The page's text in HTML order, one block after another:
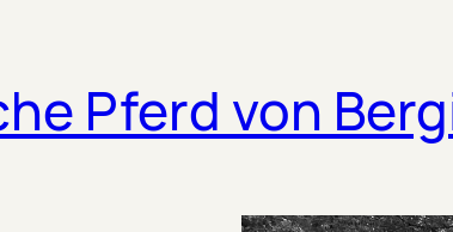
Pferd von